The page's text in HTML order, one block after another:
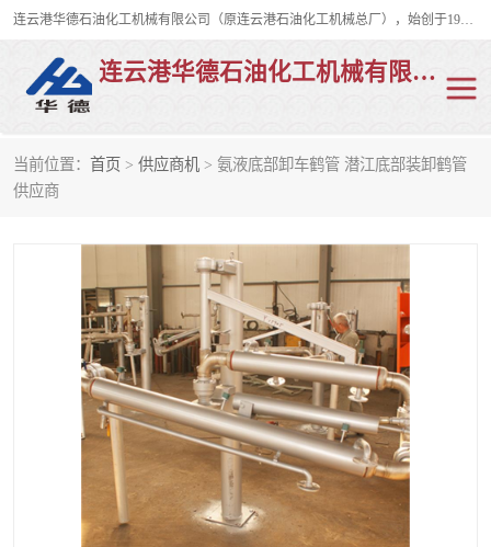
连云港华德石油化工机械有限公司（原连云港石油化工机械总厂），始创于1982年，是从事码头船用流体装卸臂、陆用流体装卸臂（鹤管）、活动梯、钢构平台、定量装车系统等全系列流体装卸设备的设计、制造、销售以及服务的专业供应商。
连云港华德石油化工机械有限公司
当前位置： 首页 > 供应商机 > 氨液底部卸车鹤管 潜江底部装卸鹤管
供应商
陆用流体装卸臂
液氨鹤管 液氯鹤管
LNG鹤管 活动梯
平台栈桥 卸车鹤管
装车鹤管 输油臂
紧急脱离干式接头 火车鹤管
顶部鹤管